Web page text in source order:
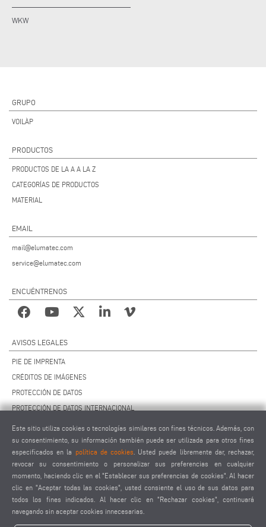
WKW
GRUPO
VOILÀP
PRODUCTOS
PRODUCTOS DE LA A A LA Z
CATEGORÍAS DE PRODUCTOS
MATERIAL
EMAIL
mail@elumatec.com
service@elumatec.com
ENCUÉNTRENOS
AVISOS LEGALES
PIE DE IMPRENTA
CRÉDITOS DE IMÁGENES
PROTECCIÓN DE DATOS
PROTECCIÓN DE DATOS INTERNACIONAL
CONTRATO DE MANTENIMIENTO REMOTO
AJUSTES DE COOKIES
CÓDIGO DE CONDUCTA PARA PROVEEDORES
Este sitio utiliza cookies o tecnologías similares con fines técnicos. Además, con
su consentimiento, su información también puede ser utilizada para otros fines
especificados en la
política de cookies . Usted puede libremente dar, rechazar,
revocar su consentimiento o personalizar sus preferencias en cualquier
momento, haciendo clic en el "Establecer sus preferencias de cookies". Al hacer
clic en "Aceptar todas las cookies", usted consiente el uso de sus datos para
todos los fines indicados. Al hacer clic en "Rechazar cookies", continuará
navegando sin aceptar cookies innecesarias.